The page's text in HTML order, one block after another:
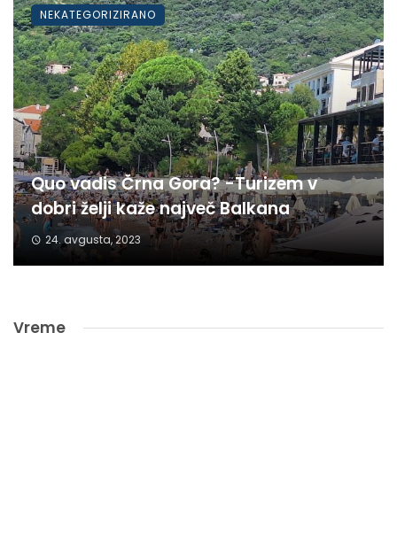
Quo vadis Črna Gora? -Turizem v
dobri želji kaže največ Balkana
24. avgusta, 2023
NEKATEGORIZIRANO
Vreme